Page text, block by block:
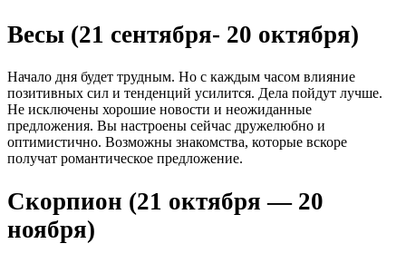
Весы (21 сентября- 20 октября)
Начало дня будет трудным. Но с каждым часом влияние
позитивных сил и тенденций усилится. Дела пойдут лучше.
Не исключены хорошие новости и неожиданные
предложения. Вы настроены сейчас дружелюбно и
оптимистично. Возможны знакомства, которые вскоре
получат романтическое предложение.
Скорпион (21 октября — 20
ноября)